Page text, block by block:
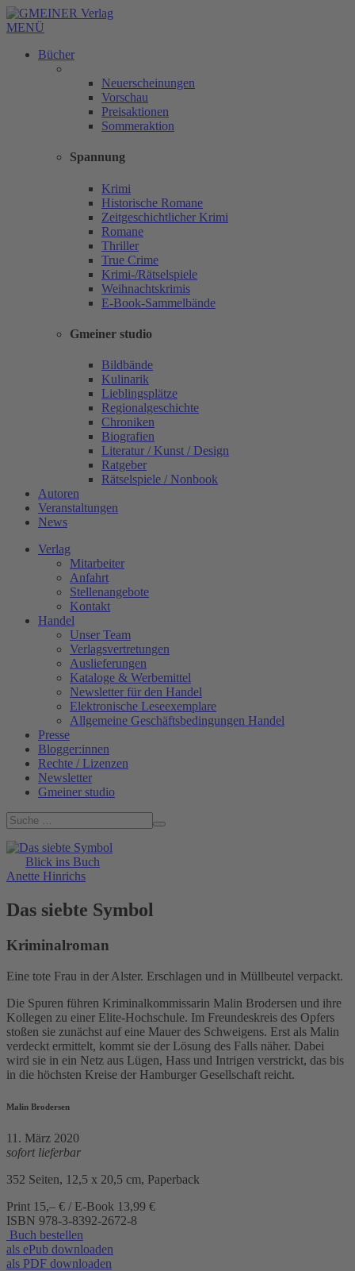
MENÜ
Bücher
Neuerscheinungen
Vorschau
Preisaktionen
Sommeraktion
Spannung
Krimi
Historische Romane
Zeitgeschichtlicher Krimi
Romane
Thriller
True Crime
Krimi-/Rätselspiele
Weihnachtskrimis
E-Book-Sammelbände
Gmeiner studio
Bildbände
Kulinarik
Lieblingsplätze
Regionalgeschichte
Chroniken
Biografien
Literatur / Kunst / Design
Ratgeber
Rätselspiele / Nonbook
Autoren
Veranstaltungen
News
Verlag
Mitarbeiter
Anfahrt
Stellenangebote
Kontakt
Handel
Unser Team
Verlagsvertretungen
Auslieferungen
Kataloge & Werbemittel
Newsletter für den Handel
Elektronische Leseexemplare
Allgemeine Geschäftsbedingungen Handel
Presse
Blogger:innen
Rechte / Lizenzen
Newsletter
Gmeiner studio
Blick ins Buch
Anette Hinrichs
Das siebte Symbol
Kriminalroman
Eine tote Frau in der Alster. Erschlagen und in Müllbeutel verpackt.
Die Spuren führen Kriminalkommissarin Malin Brodersen und ihre
Kollegen zu einer Elite-Hochschule. Im Freundeskreis des Opfers
stoßen sie zunächst auf eine Mauer des Schweigens. Erst als Malin
verdeckt ermittelt, kommt sie der Lösung des Falls näher. Dabei
wird sie in ein Netz aus Lügen, Hass und Intrigen verstrickt, das bis
in die höchsten Kreise der Hamburger Gesellschaft reicht.
Malin Brodersen
11. März 2020
sofort lieferbar
352 Seiten, 12,5 x 20,5 cm, Paperback
Print 15,– € / E-Book 13,99 €
ISBN 978-3-8392-2672-8
Buch bestellen
als ePub downloaden
als PDF downloaden